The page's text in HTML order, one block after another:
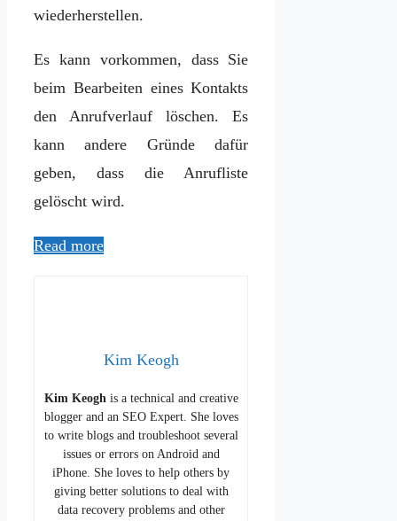
wiederherstellen.
Es kann vorkommen, dass Sie
beim Bearbeiten eines Kontakts
den Anrufverlauf löschen. Es
kann andere Gründe dafür
geben, dass die Anrufliste
gelöscht wird.
Read more
Kim Keogh
Kim Keoghis a technical and creative
blogger and an SEO Expert. She loves
to write blogs and troubleshoot several
issues or errors on Android and
iPhone. She loves to help others by
giving better solutions to deal with
data recovery problems and other